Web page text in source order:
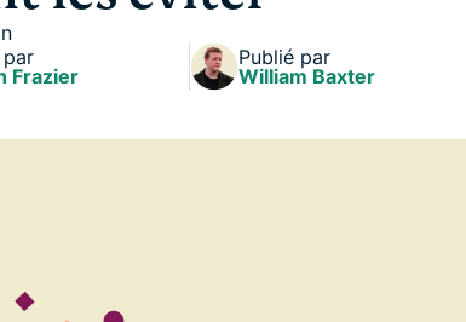
authentification
à plusieurs
la puissance
service du
par
Frazier
Publié par
William Baxter